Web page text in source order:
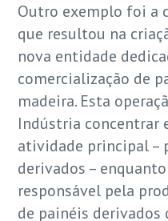
Outro exemplo foi a
que resultou na
nova entidade
comercialização de
madeira. Esta
Indústria concentrar
atividade principal –
derivados –
responsável pela
de painéis derivados